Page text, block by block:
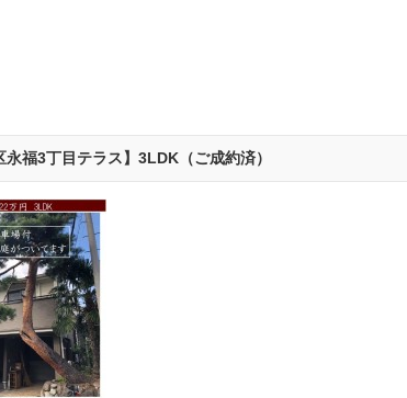
福3丁目テラス】3LDK（ご成約済）